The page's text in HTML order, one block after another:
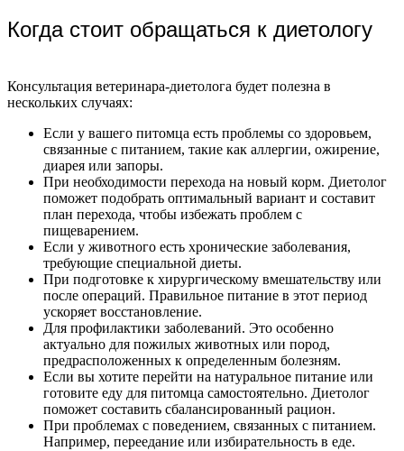
Когда стоит обращаться к диетологу
Консультация ветеринара-диетолога будет полезна в
нескольких случаях:
Если у вашего питомца есть проблемы со здоровьем,
связанные с питанием, такие как аллергии, ожирение,
диарея или запоры.
При необходимости перехода на новый корм. Диетолог
поможет подобрать оптимальный вариант и составит
план перехода, чтобы избежать проблем с
пищеварением.
Если у животного есть хронические заболевания,
требующие специальной диеты.
При подготовке к хирургическому вмешательству или
после операций. Правильное питание в этот период
ускоряет восстановление.
Для профилактики заболеваний. Это особенно
актуально для пожилых животных или пород,
предрасположенных к определенным болезням.
Если вы хотите перейти на натуральное питание или
готовите еду для питомца самостоятельно. Диетолог
поможет составить сбалансированный рацион.
При проблемах с поведением, связанных с питанием.
Например, переедание или избирательность в еде.